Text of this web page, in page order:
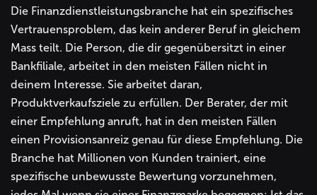
Die Finanzdienstleistungsbranche hat ein spezifisches
Vertrauensproblem, das kein anderer Beruf in gleichem
Mass teilt. Die Person, die dir gegenübersitzt in einer
Bankfiliale, arbeitet in den meisten Fällen nicht in
deinem Interesse. Sie arbeitet daran,
Produktverkaufsziele zu erfüllen. Der Berater, der mit
einer Empfehlung anruft, hat in den meisten Fällen
einen Provisionsanreiz genau für diese Empfehlung. Die
Branche hat Millionen von Kunden trainiert, eine
spezifische unbewusste Bewertung vorzunehmen,